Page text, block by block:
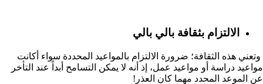
الالتزام بثقافة بالي بالي
وتعني هذه الثقافة؛ ضرورة الالتزام بالمواعيد المحددة سواء أكانت
مواعيد دراسة أو مواعيد عمل، إذ أنه لا يمكن التسامح أبداً عند التأخر
عن الموعد المحدد مهما كان العذر!